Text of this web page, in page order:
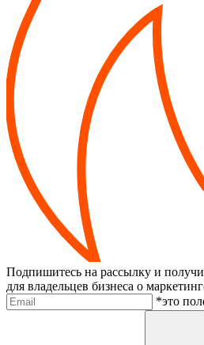
Подпишитесь на рассылку и
для владельцев бизнеса о
Электронная почта
*это